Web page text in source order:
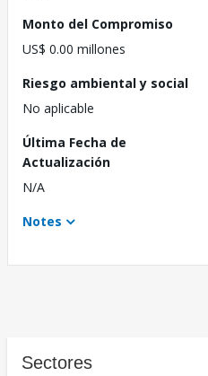
Monto del Compromiso
US$ 0.00 millones
Riesgo ambiental y social
No aplicable
Última Fecha de
Actualización
N/A
Notes
Sectores